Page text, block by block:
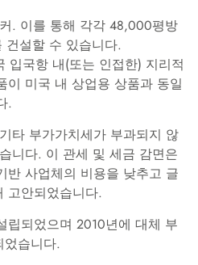
. 이를 통해 각각 48,000평방
건설할 수 있습니다.
입국항 내(또는 인접한) 지리적
이 미국 내 상업용 상품과 동일
.
타 부가가치세가 부과되지 않
니다. 이 관세 및 세금 감면은
반 사업체의 비용을 낮추고 글
고안되었습니다.
립되었으며 2010년에 대체 부
었습니다.